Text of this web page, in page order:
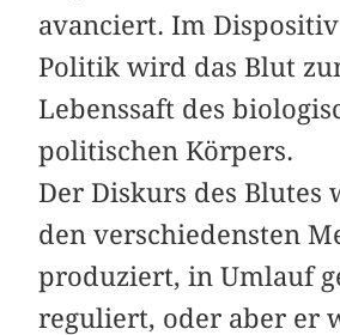
avanciert. Im
Politik wird das Blut
Lebenssaft des
politischen Körpers.
Der Diskurs des Blutes
den verschiedensten
produziert, in Umlauf
reguliert, oder aber er